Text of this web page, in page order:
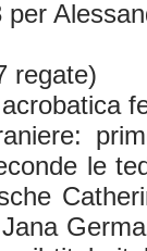
per
regate)
le